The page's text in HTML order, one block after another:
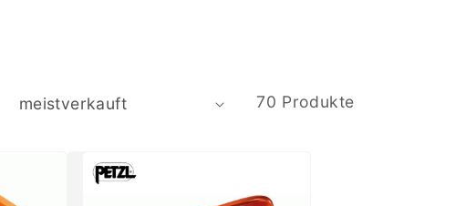
70 Produkte